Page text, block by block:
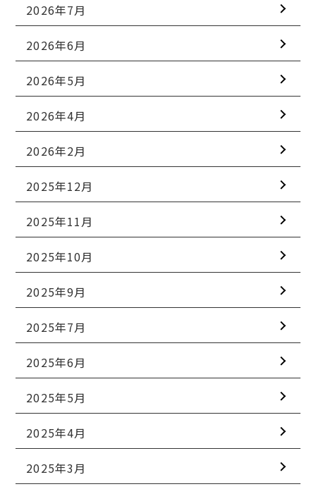
2026年7月
2026年6月
2026年5月
2026年4月
2026年2月
2025年12月
2025年11月
2025年10月
2025年9月
2025年7月
2025年6月
2025年5月
2025年4月
2025年3月